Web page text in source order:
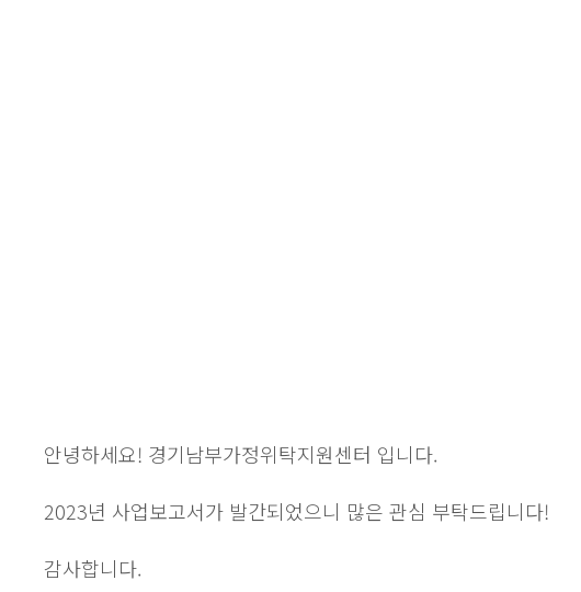
안녕하세요! 경기남부가정위탁지원센터 입니다.
2023년 사업보고서가 발간되었으니 많은 관심 부탁드립니다!
감사합니다.